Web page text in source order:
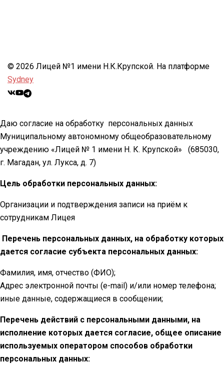
© 2026 Лицей №1 имени Н.К.Крупской. На платформе
Sydney
Даю согласие на обработку персональных данных
Муниципальному автономному общеобразовательному
учреждению «Лицей № 1 имени Н. К. Крупской»
(685030,
г. Магадан, ул. Лукса, д. 7)
Цель обработки персональных данных:
Организации и подтверждения записи на приём к
сотрудникам Лицея
Перечень персональных данных, на обработку которых
дается согласие субъекта персональных данных:
Фамилия, имя, отчество (ФИО);
Адрес электронной почты (e-mail) и/или номер телефона;
иные данные, содержащиеся в сообщении;
Перечень действий с персональными данными, на
исполнение которых дается согласие, общее описание
используемых оператором способов обработки
персональных данных: